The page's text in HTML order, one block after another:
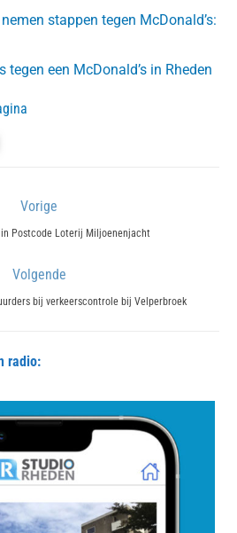
stappen tegen McDonald’s:
tegen een McDonald’s in Rheden
Vorige
in Postcode Loterij Miljoenenjacht
Volgende
bij verkeerscontrole bij Velperbroek
radio: